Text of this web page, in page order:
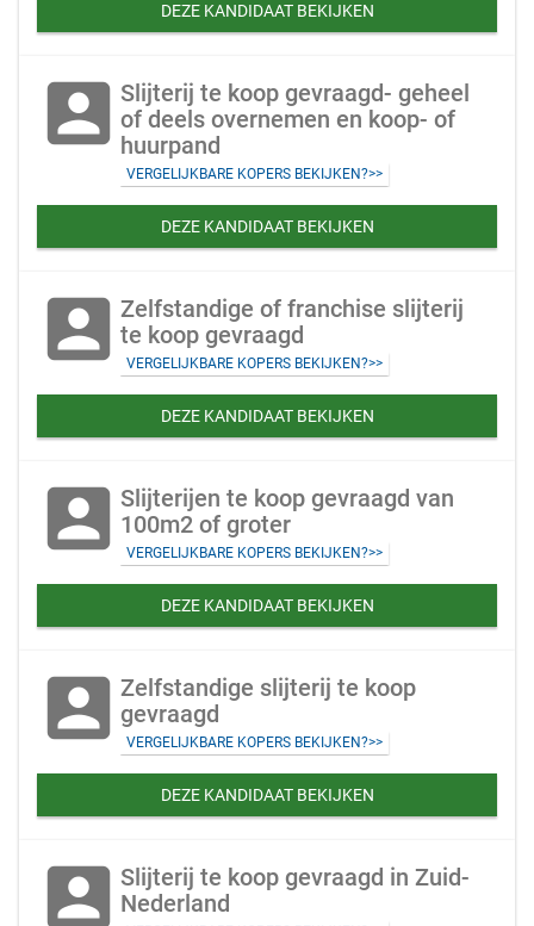
DEZE KANDIDAAT BEKIJKEN
account_box Slijterij te koop gevraagd- geheel
of deels overnemen en koop- of
huurpand
VERGELIJKBARE KOPERS BEKIJKEN?>>
DEZE KANDIDAAT BEKIJKEN
account_box Zelfstandige of franchise slijterij
te koop gevraagd
VERGELIJKBARE KOPERS BEKIJKEN?>>
DEZE KANDIDAAT BEKIJKEN
account_box Slijterijen te koop gevraagd van
100m2 of groter
VERGELIJKBARE KOPERS BEKIJKEN?>>
DEZE KANDIDAAT BEKIJKEN
account_box Zelfstandige slijterij te koop
gevraagd
VERGELIJKBARE KOPERS BEKIJKEN?>>
DEZE KANDIDAAT BEKIJKEN
account_box Slijterij te koop gevraagd in Zuid-
Nederland